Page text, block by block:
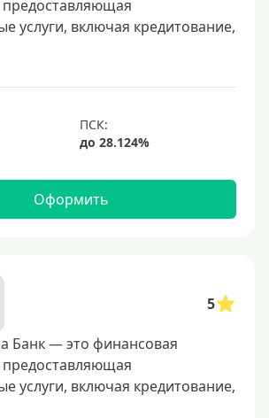
предоставляющая
услуги, включая кредитование,
Оформить
5
Банк — это финансовая
предоставляющая
услуги, включая кредитование,